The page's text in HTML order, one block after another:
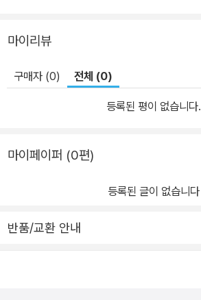
마이리뷰
구매자 (0) 전체 (0)
등록된 평이 없습니다.
마이페이퍼 (0편)
등록된 글이 없습니다
반품/교환 안내